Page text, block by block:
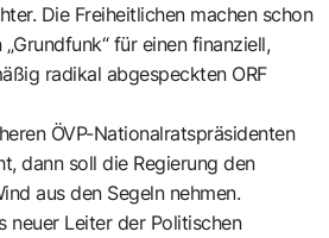
Die Freiheitlichen machen schon
für einen finanziell,
radikal abgespeckten ORF
ÖVP-Nationalratspräsidenten
dann soll die Regierung den
aus den Segeln nehmen.
neuer Leiter der Politischen